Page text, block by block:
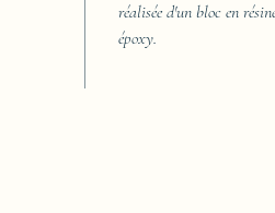
réalisée d'un bloc en
époxy.